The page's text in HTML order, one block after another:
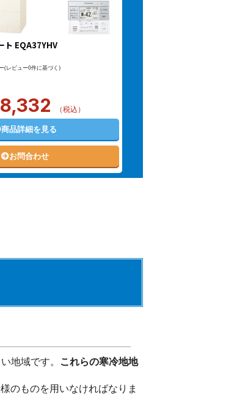
ト EQA37YHV
(レビュー0件に基づく)
（税込）
商品詳細を見る
お問合わせ
地域です。
これらの寒冷地地
のものを用いなければなりま